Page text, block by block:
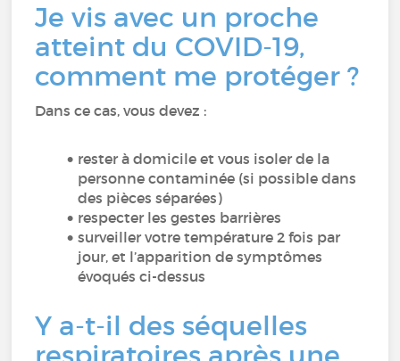
Je vis avec un proche
atteint du COVID-19,
comment me protéger ?
Dans ce cas, vous devez :
rester à domicile et vous isoler de la
personne contaminée (si possible dans
des pièces séparées)
respecter les gestes barrières
surveiller votre température 2 fois par
jour, et l’apparition de symptômes
évoqués ci-dessus
Y a-t-il des séquelles